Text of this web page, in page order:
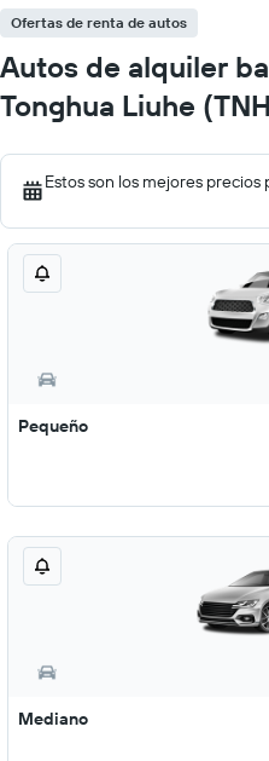
Ofertas de renta de autos
Autos de alquiler
Tonghua Liuhe
Estos son los mejores precios
Pequeño
Mediano